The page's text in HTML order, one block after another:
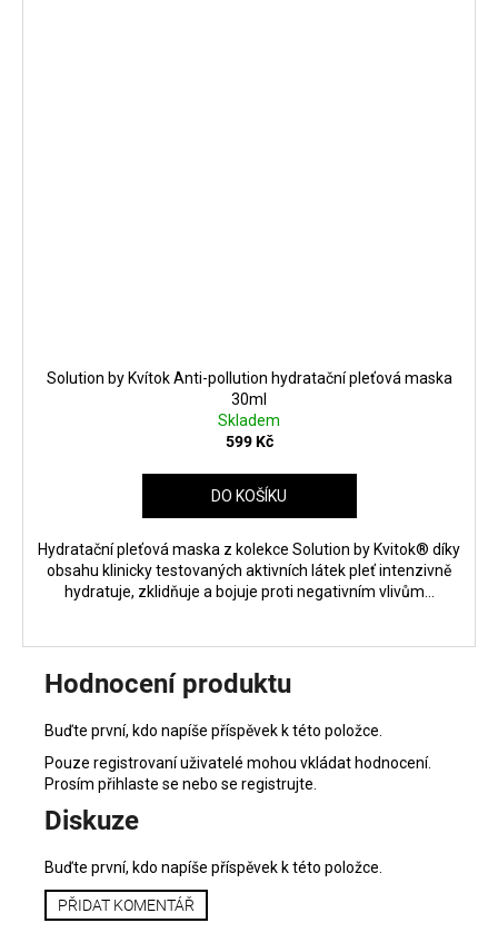
Solution by Kvítok Anti-pollution hydratační pleťová maska
30ml
Skladem
599 Kč
DO KOŠÍKU
Hydratační pleťová maska ​​z kolekce Solution by Kvitok® díky
obsahu klinicky testovaných aktivních látek pleť intenzivně
hydratuje, zklidňuje a bojuje proti negativním vlivům...
Hodnocení produktu
Buďte první, kdo napíše příspěvek k této položce.
Pouze registrovaní uživatelé mohou vkládat hodnocení.
Prosím přihlaste se nebo se registrujte
Diskuze
Buďte první, kdo napíše příspěvek k této položce.
PŘIDAT KOMENTÁŘ